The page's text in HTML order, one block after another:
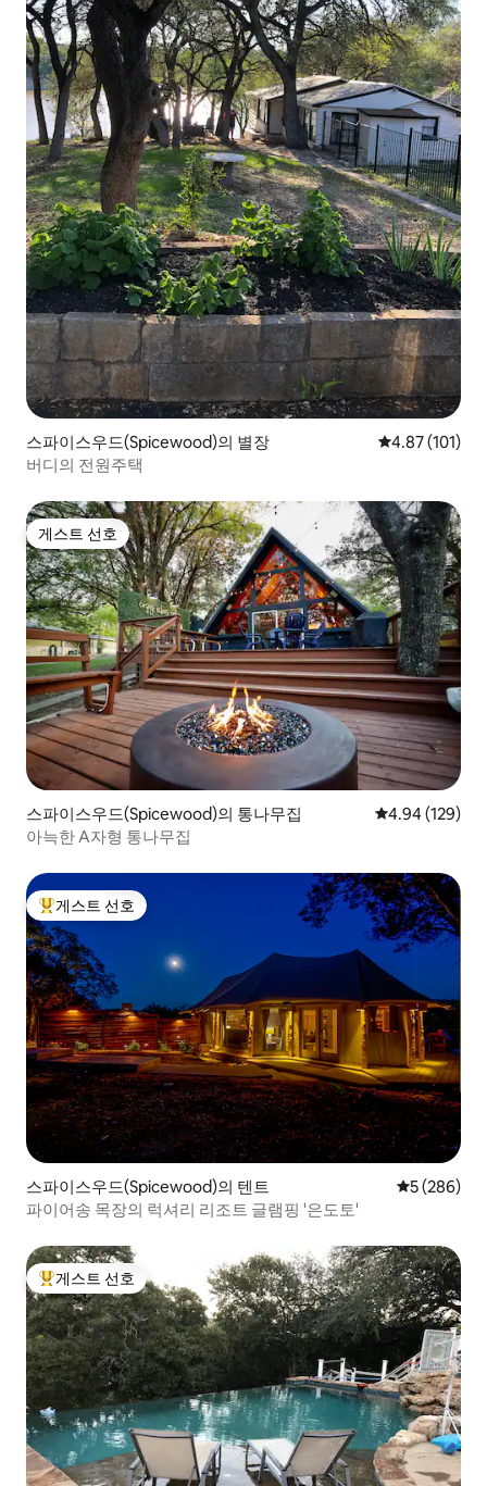
스파이스우드(Spicewood)의 별장 평점 4.87점(5
4.87 (101)
버디의 전원주택
게스트 선호
게스트 선호
스파이스우드(Spicewood)의 통나무집 평점 4.94점(5
4.94 (129)
아늑한 A자형 통나무집
상위 게스트 선호
게스트 선호
스파이스우드(Spicewood)의 텐트 평점 5점(5
5 (286)
파이어송 목장의 럭셔리 리조트 글램핑 '은도토'
상위 게스트 선호
게스트 선호